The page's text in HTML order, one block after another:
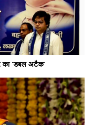
का ‘डबल अटैक’